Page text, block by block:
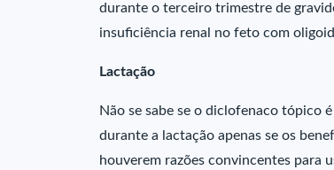
durante o terceiro trimestre de
insuficiência renal no feto com
Lactação
Não se sabe se o diclofenaco tópico
durante a lactação apenas se os
houverem razões convincentes para